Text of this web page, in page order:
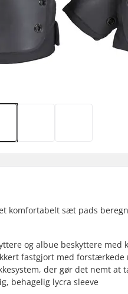
komfortabelt sæt pads
og albue beskyttere med
fastgjort med forstærkede
der gør det nemt at
behagelig lycra sleeve